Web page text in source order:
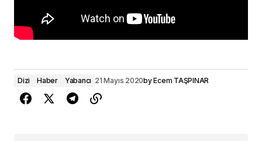
Dizi Haber Yabancı 21 Mayıs 2020byEcem TAŞPINAR